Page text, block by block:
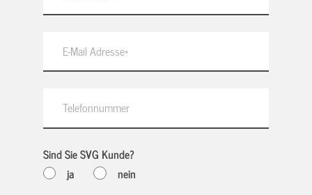
Sind Sie SVG Kunde?
ja
nein